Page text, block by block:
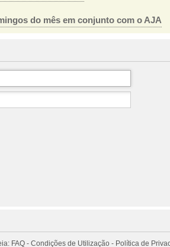
do mês em conjunto com o AJA
FAQ - Condições de Utilização - Política de